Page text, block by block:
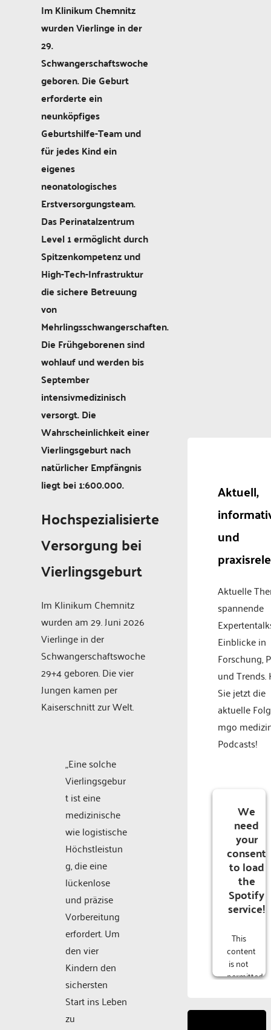
Im Klinikum Chemnitz
wurden Vierlinge in der
29.
Schwangerschaftswoche
geboren. Die Geburt
erforderte ein
neunköpfiges
Geburtshilfe-Team und
für jedes Kind ein
eigenes
neonatologisches
Erstversorgungsteam.
Das Perinatalzentrum
Level 1 ermöglicht durch
Spitzenkompetenz und
High-Tech-Infrastruktur
die sichere Betreuung
von
Mehrlingsschwangerschaften.
Die Frühgeborenen sind
wohlauf und werden bis
September
intensivmedizinisch
versorgt. Die
Wahrscheinlichkeit einer
Vierlingsgeburt nach
natürlicher Empfängnis
liegt bei 1:600.000.
Hochspezialisierte
Versorgung bei
Vierlingsgeburt
Im Klinikum Chemnitz
wurden am 29. Juni 2026
Vierlinge in der
Schwangerschaftswoche
29+4 geboren. Die vier
Jungen kamen per
Kaiserschnitt zur Welt.
„Eine solche
Vierlingsgebur
t ist eine
medizinische
wie logistische
Höchstleistun
g, die eine
lückenlose
und präzise
Vorbereitung
erfordert. Um
den vier
Kindern den
sichersten
Start ins Leben
zu
Aktuell,
und
Aktuelle
spannende
Einblicke in
Forschung,
und Trends.
Sie jetzt die
aktuelle
mgo
Podcasts!
We
need
your
consent
to load
the
Spotify
service!
This
content
is not
permitted
due to